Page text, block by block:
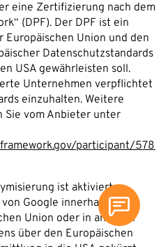
eine Zertifizierung nach dem
(DPF). Der DPF ist ein
Europäischen Union und den
Datenschutzstandards
USA gewährleisten soll.
Unternehmen verpflichtet
einzuhalten. Weitere
Sie vom Anbieter unter
participant/5780
ist aktiviert.
Google innerhalb von
Union oder in anderen
über den Europäischen